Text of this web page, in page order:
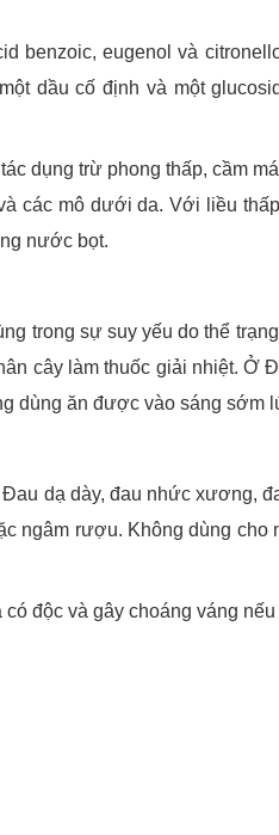
benzoic, eugenol và
dầu cố định và một
dụng trừ phong thấp, cầm
các mô dưới da. Với liều
nước bọt.
trong sự suy yếu do thể
cây làm thuốc giải nhiệt.
dùng ăn được vào sáng sớm
dạ dày, đau nhức xương,
ngâm rượu. Không dùng
độc và gây choáng váng